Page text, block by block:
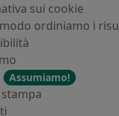
sui cookie
ordiniamo i
Assumiamo!